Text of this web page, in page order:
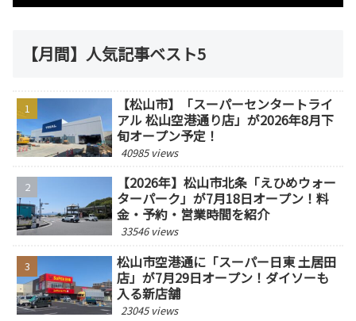
【月間】人気記事ベスト5
【松山市】「スーパーセンタートライ
アル 松山空港通り店」が2026年8月下
旬オープン予定！
40985 views
【2026年】松山市北条「えひめウォー
ターパーク」が7月18日オープン！料
金・予約・営業時間を紹介
33546 views
松山市空港通に「スーパー日東 土居田
店」が7月29日オープン！ダイソーも
入る新店舗
23045 views